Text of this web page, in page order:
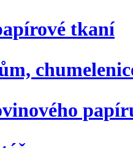
tkaní